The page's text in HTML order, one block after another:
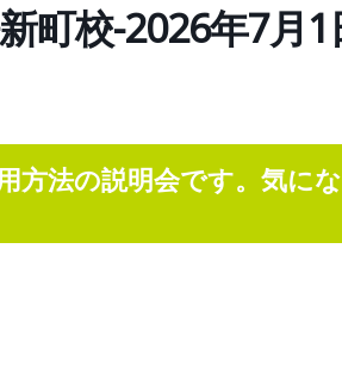
町校-2026年7月1
方法の説明会です。気に